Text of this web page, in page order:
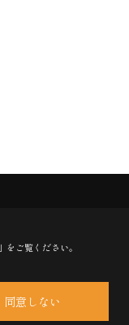
」をご覧ください。
同意しない